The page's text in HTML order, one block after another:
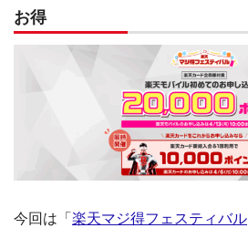
お得
今回は「 楽天マジ得フェスティバル